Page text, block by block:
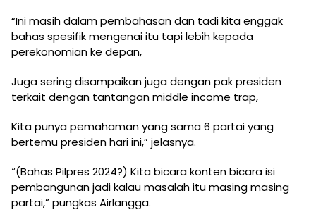
“Ini masih dalam pembahasan dan tadi kita enggak
bahas spesifik mengenai itu tapi lebih kepada
perekonomian ke depan,
Juga sering disampaikan juga dengan pak presiden
terkait dengan tantangan middle income trap,
Kita punya pemahaman yang sama 6 partai yang
bertemu presiden hari ini,” jelasnya.
“(Bahas Pilpres 2024?) Kita bicara konten bicara isi
pembangunan jadi kalau masalah itu masing masing
partai,” pungkas Airlangga.